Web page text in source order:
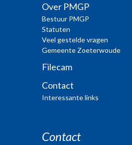
Over PMGP
Bestuur PMGP
Statuten
Veel gestelde vragen
Gemeente Zoeterwoude
Filecam
Contact
Interessante links
Contact